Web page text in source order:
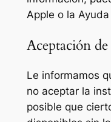
Apple o la
Aceptación
Le informamos
no aceptar la
posible que